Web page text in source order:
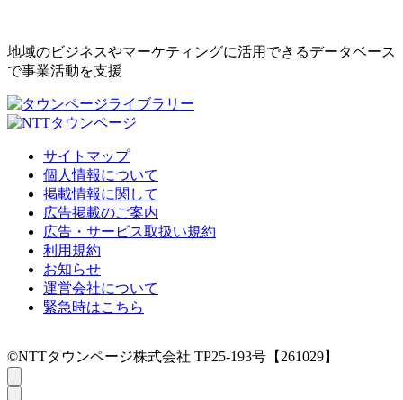
地域のビジネスやマーケティングに活用できるデータベース
で事業活動を支援
サイトマップ
個人情報について
掲載情報に関して
広告掲載のご案内
広告・サービス取扱い規約
利用規約
お知らせ
運営会社について
緊急時はこちら
©NTTタウンページ株式会社 TP25-193号【261029】